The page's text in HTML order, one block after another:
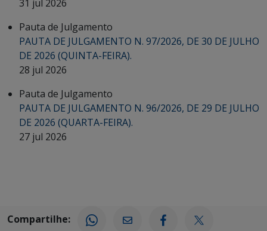
31 jul 2026
Pauta de Julgamento
PAUTA DE JULGAMENTO N. 97/2026, DE 30 DE JULHO
DE 2026 (QUINTA-FEIRA).
28 jul 2026
Pauta de Julgamento
PAUTA DE JULGAMENTO N. 96/2026, DE 29 DE JULHO
DE 2026 (QUARTA-FEIRA).
27 jul 2026
Compartilhe: